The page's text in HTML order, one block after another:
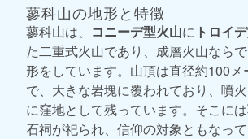
蓼科山の地形と特徴
蓼科山は、 コニーデ型火山に トロイ
た二重式火山であり、成層火山なら
形をしています。山頂は直径約100メ
で、大きな岩塊に覆われており、噴
に窪地として残っています。そこには
石祠が祀られ、信仰の対象ともなって